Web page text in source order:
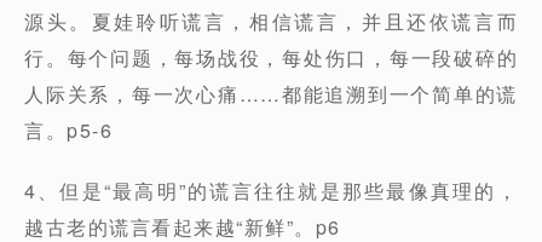
源头。夏娃聆听谎言，相信谎言，并且还依谎言而
行。每个问题，每场战役，每处伤口，每一段破碎的
人际关系，每一次心痛……都能追溯到一个简单的谎
言。p5-6
4、但是“最高明”的谎言往往就是那些最像真理的，
越古老的谎言看起来越“新鲜”。p6